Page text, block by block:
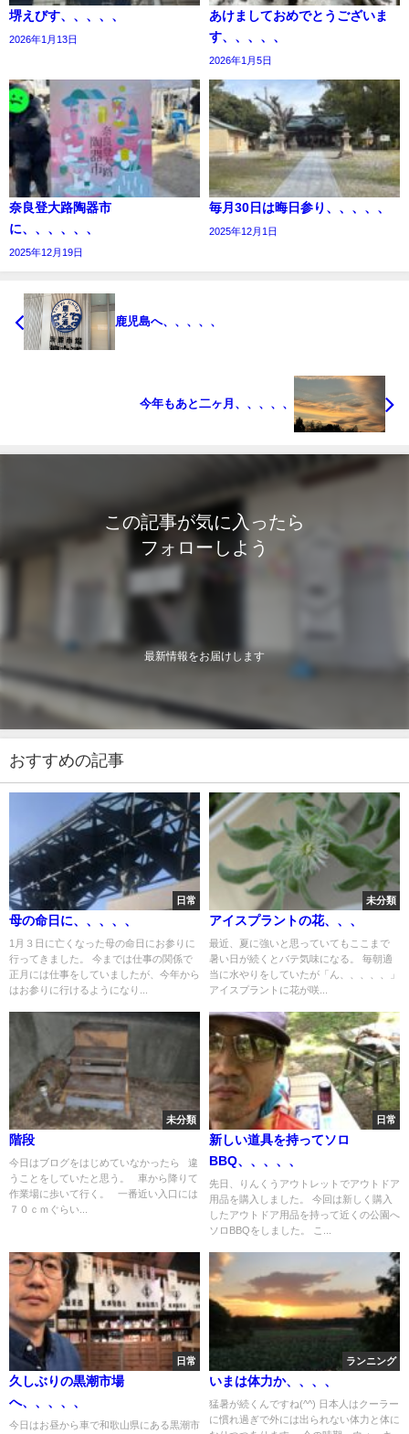
堺えびす、、、、、
2026年1月13日
あけましておめでとうございま
す、、、、、
2026年1月5日
奈良登大路陶器市
に、、、、、、
2025年12月19日
毎月30日は晦日参り、、、、、
2025年12月1日
鹿児島へ、、、、、
今年もあと二ヶ月、、、、、
この記事が気に入ったら
フォローしよう
最新情報をお届けします
おすすめの記事
日常
母の命日に、、、、、
1月３日に亡くなった母の命日にお参りに
行ってきました。 今までは仕事の関係で
正月には仕事をしていましたが、今年から
はお参りに行けるようになり...
未分類
アイスプラントの花、、、
最近、夏に強いと思っていてもここまで
暑い日が続くとバテ気味になる。 毎朝適
当に水やりをしていたが「ん、、、、、」
アイスプラントに花が咲...
未分類
階段
今日はブログをはじめていなかったら 違
うことをしていたと思う。 車から降りて
作業場に歩いて行く。 一番近い入口には
７０ｃｍぐらい...
日常
新しい道具を持ってソロ
BBQ、、、、、
先日、りんくうアウトレットでアウトドア
用品を購入しました。 今回は新しく購入
したアウトドア用品を持って近くの公園へ
ソロBBQをしました。 こ...
日常
久しぶりの黒潮市場
へ、、、、、
今日はお昼から車で和歌山県にある黒潮市
ランニング
いまは体力か、、、、
猛暑が続くんですね(^^) 日本人はクーラー
に慣れ過ぎで外には出られない体力と体に